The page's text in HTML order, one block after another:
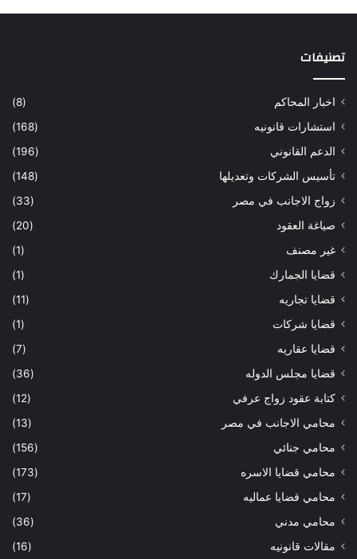
تصنيفات
اخبار المحاكم
(8)
استشارات قانونيه
(168)
الدعم القانوني
(196)
تأسيس الشركات وتعديلها
(148)
زواج الاجانب في مصر
(33)
صياغة العقود
(20)
غير مصنف
(1)
قضايا الجمارك
(1)
قضايا تجاريه
(11)
قضايا شركات
(1)
قضايا عقاريه
(7)
قضايا مجلس الدوله
(36)
كتابة عقود زواج عرفي
(12)
محامي الاجانب في مصر
(13)
محامي جنائي
(156)
محامي قضايا الاسره
(173)
محامي قضايا عماليه
(17)
محامي مدني
(36)
مقالات قانونيه
(16)